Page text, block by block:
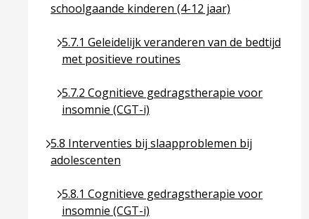
schoolgaande kinderen (4-12 jaar)
5.7.1 Geleidelijk veranderen van de bedtijd
met positieve routines
Ga naar pagina over 5.7.1 Geleidelijk
5.7.2 Cognitieve gedragstherapie voor
insomnie (CGT-i)
Ga naar pagina over 5.7.2 Cognitieve
5.8 Interventies bij slaapproblemen bij
adolescenten
Ga naar pagina over 5.8 Interventies bij
5.8.1 Cognitieve gedragstherapie voor
insomnie (CGT-i)
Ga naar pagina over 5.8.1 Cognitieve